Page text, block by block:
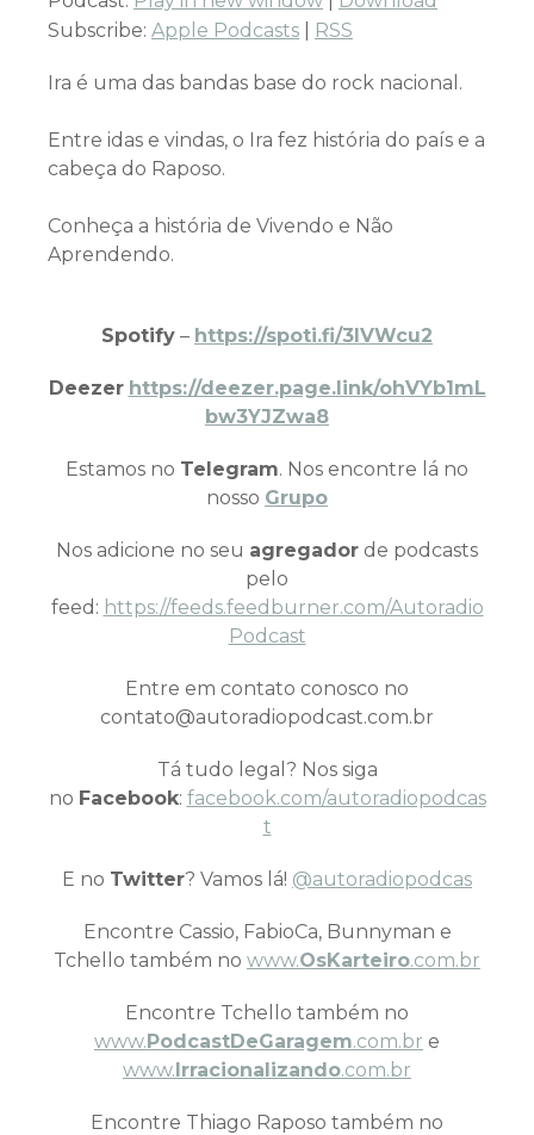
Subscribe: Apple Podcasts RSS
Ira é uma das bandas base do rock nacional.
Entre idas e vindas, o Ira fez história do país e a
cabeça do Raposo.
Conheça a história de Vivendo e Não
Aprendendo.
Spotify – https://spoti.fi/3IVWcu2
Deezer https://deezer.page.link/ohVYb1mL
bw3YJZwa8
Estamos no Telegram. Nos encontre lá no
nosso Grupo
Nos adicione no seu agregador de podcasts
pelo
feed: https://feeds.feedburner.com/Autoradio
Podcast
Entre em contato conosco no
contato@autoradiopodcast.com.br
Tá tudo legal? Nos siga
no Facebook: facebook.com/autoradiopodcas
t
E no Twitter? Vamos lá! @autoradiopodcas
Encontre Cassio, FabioCa, Bunnyman e
Tchello também no www.OsKarteiro.com.br
Encontre Tchello também no
www.PodcastDeGaragem.com.br e
www.Irracionalizando.com.br
Encontre Thiago Raposo também no